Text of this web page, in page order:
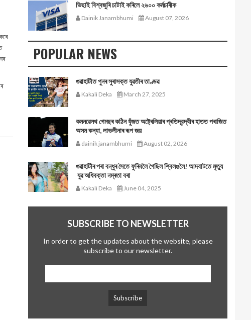
ভিছাই বিশ্বজুৰি চাটাই কৰিলে ২৬০০ কৰ্মচাৰীক
Dainik Janambhumi August 07, 2026
POPULAR NEWS
গুৱাহাটীত পুনৰ সুৰাসক্ত যুৱতীৰ তাণ্ডৱ
Kakali Deka March 27, 2025
কমনৱেলথ গেমছৰ কঠিন যুঁজত অষ্ট্ৰেলিয়াৰ প্ৰতিদ্বন্দ্বীৰ হাতত পৰাজিত
অসম কন্যা, লাভলীনাৰ ৰূপ জয়
dainik janambhumi August 02, 2026
গুৱাহাটীৰ পৰা বন্ধুৰ সৈতে ফুৰিবলৈ গৈছিল শ্বিলঙলৈ! আদবাটতে মৃত্যু
যুৱ অধিবক্তা নম্ৰতা বৰা
Kakali Deka June 04, 2025
SUBSCRIBE TO NEWSLETTER
In order to get the updates about the website, please
subscribe to our newsletter.